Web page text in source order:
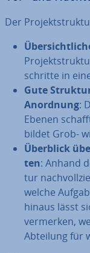
Der
schrit­te in
Gute
Anordnung:
Ebenen
bildet Grob-
Überblick
ten: Anhand
tur
welche
hinaus lässt
vermerken,
Abteilung für